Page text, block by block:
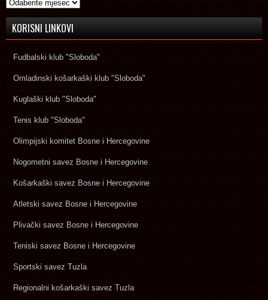
KORISNI LINKOVI
Fudbalski klub "Sloboda"
Omladinski košarkaški klub "Sloboda"
Kuglaški klub "Sloboda"
Tenis klub "Sloboda"
Olimpijski komitet Bosne i Hercegovine
Nogometni savez Bosne i Hercegovine
Košarkaški savez Bosne i Hercegovine
Atletski savez Bosne i Hercegovine
Plivački savez Bosne i Hercegovine
Teniski savez Bosne i Hercegovine
Sportski savez Tuzla
Regionalni košarkaški savez Tuzla